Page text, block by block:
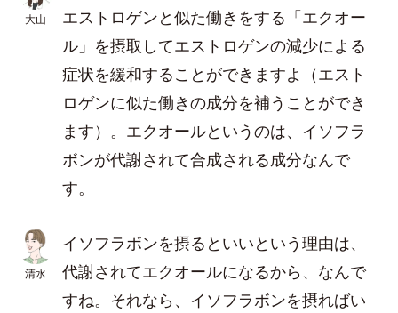
大山
エストロゲンと似た働きをする「エクオー
ル」を摂取してエストロゲンの減少による
症状を緩和することができますよ（エスト
ロゲンに似た働きの成分を補うことができ
ます）。エクオールというのは、イソフラ
ボンが代謝されて合成される成分なんで
す。
清水
イソフラボンを摂るといいという理由は、
代謝されてエクオールになるから、なんで
すね。それなら、イソフラボンを摂ればい